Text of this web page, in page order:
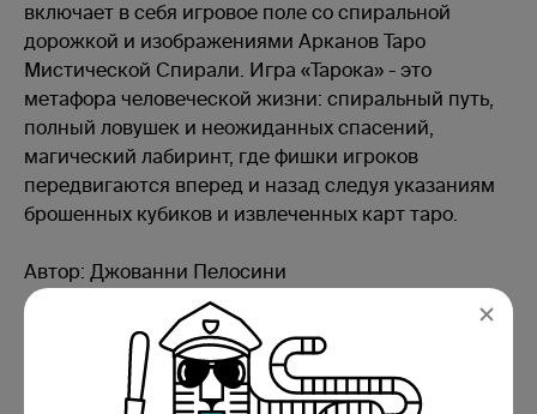
включает в себя игровое поле со спиральной
дорожкой и изображениями Арканов Таро
Мистической Спирали. Игра «Тарока» - это
метафора человеческой жизни: спиральный путь,
полный ловушек и неожиданных спасений,
магический лабиринт, где фишки игроков
передвигаются вперед и назад следуя указаниям
брошенных кубиков и извлеченных карт таро.
Автор: Джованни Пелосини
Купите Игра-оракул Тарока с колодой Аввалон в магазине
Республика, регистрируйтесь в программе лояльности,
получите 59 RMoney и экономьте до 50% на следующих